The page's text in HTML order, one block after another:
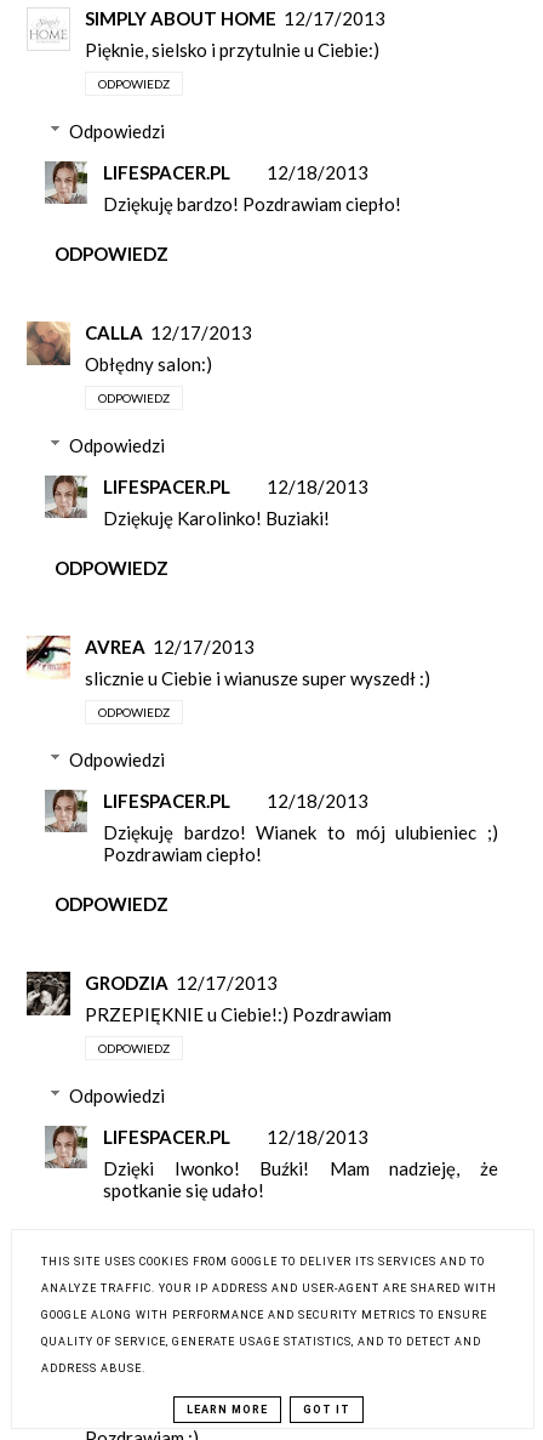
SIMPLY ABOUT HOME 12/17/2013
Pięknie, sielsko i przytulnie u Ciebie:)
ODPOWIEDZ
Odpowiedzi
LIFESPACER.PL
12/18/2013
Dziękuję bardzo! Pozdrawiam ciepło!
ODPOWIEDZ
CALLA 12/17/2013
Obłędny salon:)
ODPOWIEDZ
Odpowiedzi
LIFESPACER.PL
12/18/2013
Dziękuję Karolinko! Buziaki!
ODPOWIEDZ
AVREA 12/17/2013
slicznie u Ciebie i wianusze super wyszedł :)
ODPOWIEDZ
Odpowiedzi
LIFESPACER.PL
12/18/2013
Dziękuję bardzo! Wianek to mój ulubieniec ;)
Pozdrawiam ciepło!
ODPOWIEDZ
GRODZIA 12/17/2013
PRZEPIĘKNIE u Ciebie!:) Pozdrawiam
ODPOWIEDZ
Odpowiedzi
LIFESPACER.PL
12/18/2013
Dzięki Iwonko! Buźki! Mam nadzieję, że
spotkanie się udało!
ANNA SĘKULSKA FOTOGRAFIA 12/17/2013
Pięknie tam masz u siebie! Poduchy są cudne!
Uwielbiam! :)
Twój salon to takie moje małe marzenie ale ja się
chyba nie odważę na białe ściany ;)
THIS SITE USES COOKIES FROM GOOGLE TO DELIVER ITS SERVICES AND TO
ANALYZE TRAFFIC. YOUR IP ADDRESS AND USER-AGENT ARE SHARED WITH
GOOGLE ALONG WITH PERFORMANCE AND SECURITY METRICS TO ENSURE
QUALITY OF SERVICE, GENERATE USAGE STATISTICS, AND TO DETECT AND
ADDRESS ABUSE.
LEARN MORE GOT IT